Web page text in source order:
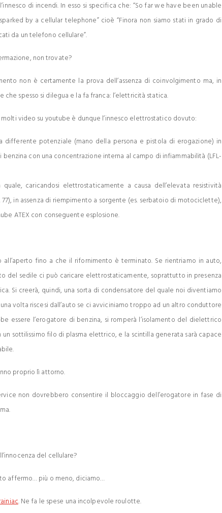
di incendi. In esso si specifica che: “So far we have been unable
by a cellular telephone” cioè “Finora non siamo stati in grado di
da un telefono cellulare”.
non trovate?
non è certamente la prova dell’assenza di coinvolgimento ma, in
spesso si dilegua e la fa franca: l’elettricità statica.
video su youtube è dunque l’innesco elettrostatico dovuto:
potenziale (mano della persona e pistola di erogazione) in
con una concentrazione interna al campo di infiammabilità (LFL-
quale, caricandosi elettrostaticamente a causa dell’elevata resistività
77), in assenza di riempimento a sorgente (es. serbatoio di motociclette),
ATEX con conseguente esplosione.
all’aperto fino a che il rifornimento è terminato. Se rientriamo in auto,
del sedile ci può caricare elettrostaticamente, soprattutto in presenza
Si creerà, quindi, una sorta di condensatore del quale noi diventiamo
volta riscesi dall’auto se ci avviciniamo troppo ad un altro conduttore
essere l’erogatore di benzina, si romperà l’isolamento del dielettrico
un sottilissimo filo di plasma elettrico, e la scintilla generata sarà capace
proprio lì attorno.
non dovrebbero consentire il bloccaggio dell’erogatore in fase di
del cellulare?
affermo… più o meno, diciamo…
. Ne fa le spese una incolpevole roulotte.